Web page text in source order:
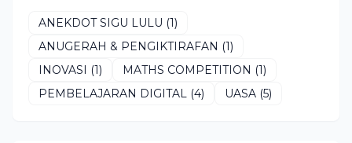
ANEKDOT SIGU LULU (1)
ANUGERAH & PENGIKTIRAFAN (1)
INOVASI (1) MATHS COMPETITION (1)
PEMBELAJARAN DIGITAL
(4) UASA (5)